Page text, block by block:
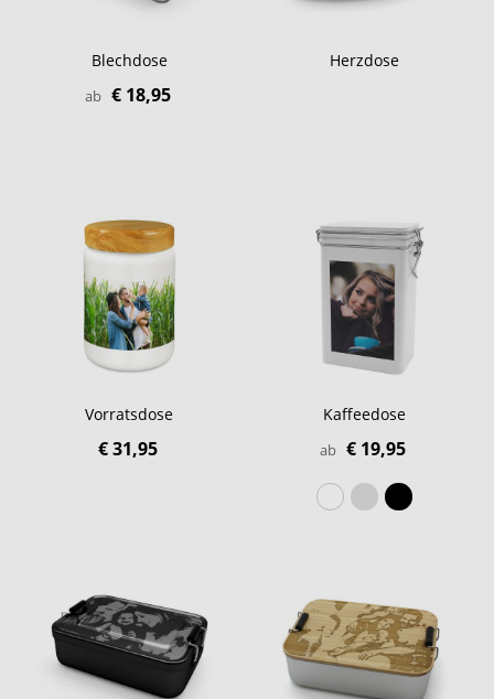
Blechdose
ab € 18,95
Herzdose
Vorratsdose
€ 31,95
Kaffeedose
ab € 19,95